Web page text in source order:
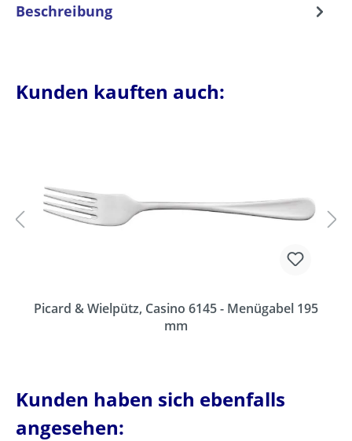
Beschreibung
Kunden kauften auch:
Picard & Wielpütz, Casino 6145 - Menügabel 195
mm
Kunden haben sich ebenfalls
angesehen: